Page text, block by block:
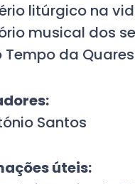
litúrgico na
musical dos
Tempo da
Santos
úteis: